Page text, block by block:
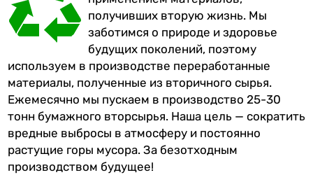
получивших вторую жизнь. Мы
заботимся о природе и здоровье
будущих поколений, поэтому
используем в производстве переработанные
материалы, полученные из вторичного сырья.
Ежемесячно мы пускаем в производство 25-30
тонн бумажного вторсырья. Наша цель — сократить
вредные выбросы в атмосферу и постоянно
растущие горы мусора. За безотходным
производством будущее!